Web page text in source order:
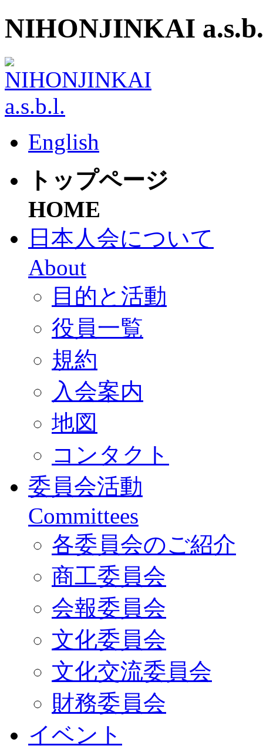
NIHONJINKAI
English
トップページ
HOME
日本人会について
About
目的と活動
役員一覧
規約
入会案内
地図
コンタクト
委員会活動
Committees
各委員会のご紹介
商工委員会
会報委員会
文化委員会
文化交流委員会
財務委員会
イベント